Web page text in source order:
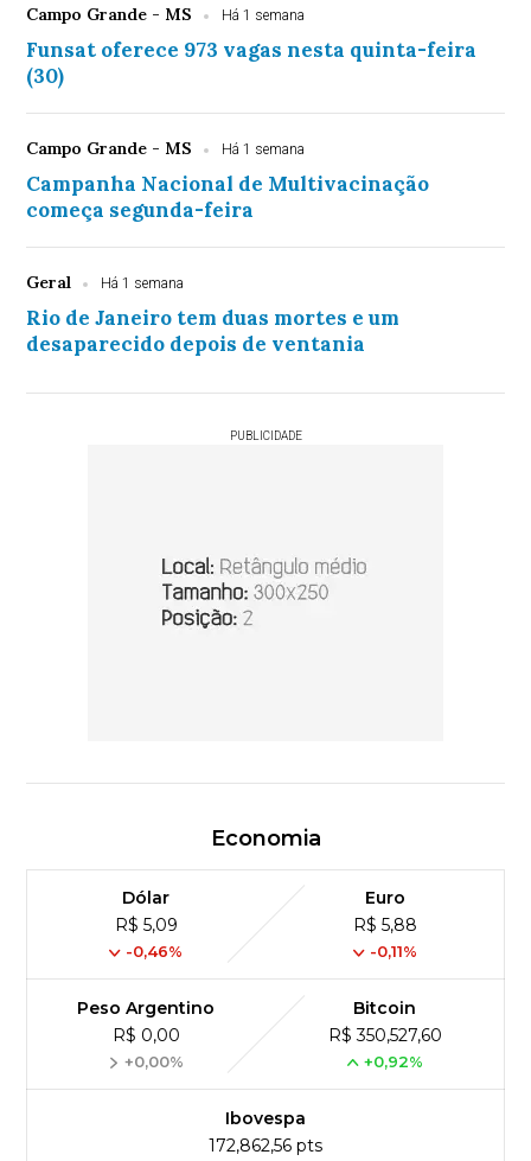
Campo Grande - MS Há 1 semana
Funsat oferece 973 vagas nesta quinta-feira
(30)
Campo Grande - MS Há 1 semana
Campanha Nacional de Multivacinação
começa segunda-feira
Geral Há 1 semana
Rio de Janeiro tem duas mortes e um
desaparecido depois de ventania
PUBLICIDADE
Economia
Dólar
R$ 5,09
-0,46%
Euro
R$ 5,88
-0,11%
Peso Argentino
R$ 0,00
+0,00%
Bitcoin
R$ 350,527,60
+0,92%
Ibovespa
172,862,56 pts